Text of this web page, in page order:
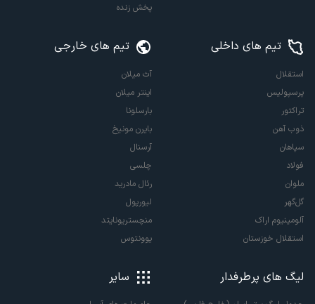
پخش زنده
تیم های داخلی
استقلال
پرسپولیس
تراکتور
ذوب آهن
سپاهان
فولاد
ملوان
گل‌گهر
آلومینیوم اراک
استقلال خوزستان
تیم های خارجی
آث میلان
اینتر میلان
بارسلونا
بایرن مونیخ
آرسنال
چلسی
رئال مادرید
لیورپول
منچستریونایتد
یوونتوس
لیگ های پرطرفدار سایر